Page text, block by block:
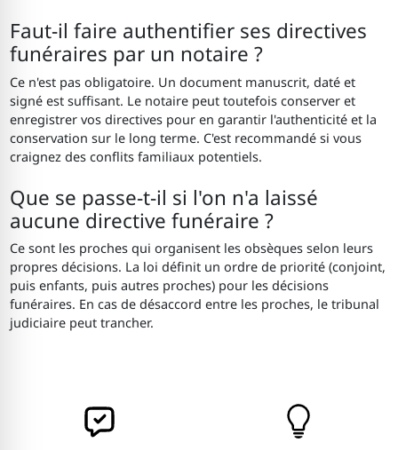
Faut-il faire authentifier ses directives
funéraires par un notaire ?
Ce n'est pas obligatoire. Un document manuscrit, daté et
signé est suffisant. Le notaire peut toutefois conserver et
enregistrer vos directives pour en garantir l'authenticité et la
conservation sur le long terme. C'est recommandé si vous
craignez des conflits familiaux potentiels.
Que se passe-t-il si l'on n'a laissé
aucune directive funéraire ?
Ce sont les proches qui organisent les obsèques selon leurs
propres décisions. La loi définit un ordre de priorité (conjoint,
puis enfants, puis autres proches) pour les décisions
funéraires. En cas de désaccord entre les proches, le tribunal
judiciaire peut trancher.